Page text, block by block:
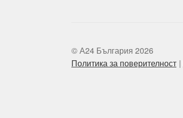
© А24 България 2026
Политика за поверителност